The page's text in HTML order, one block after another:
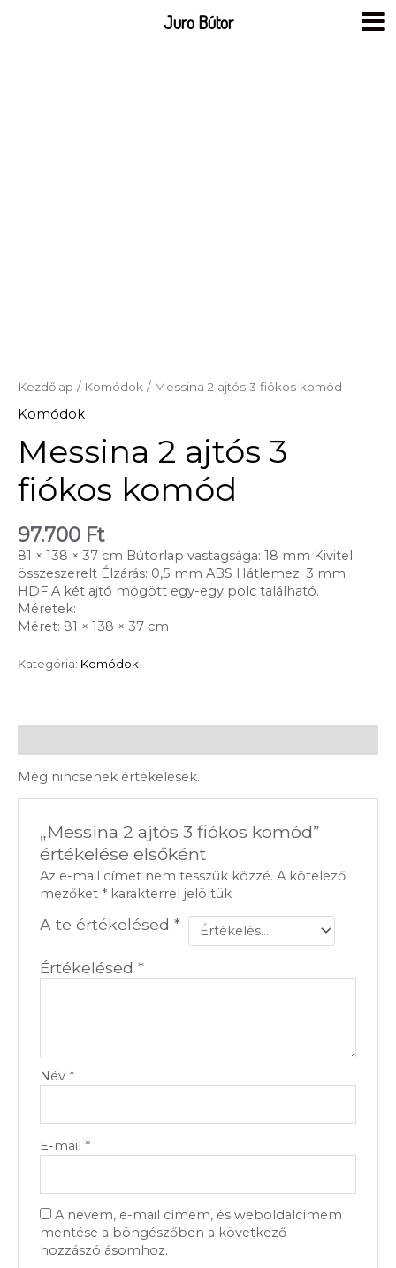
Kezdőlap / Komódok / Messina 2 ajtós 3 fiókos komód
Komódok
Messina 2 ajtós 3
fiókos komód
97.700 Ft
81 × 138 × 37 cm Bútorlap vastagsága: 18 mm Kivitel:
összeszerelt Élzárás: 0,5 mm ABS Hátlemez: 3 mm
HDF A két ajtó mögött egy-egy polc található.
Méretek:
Méret: 81 × 138 × 37 cm
Kategória: Komódok
Még nincsenek értékelések.
„Messina 2 ajtós 3 fiókos komód”
értékelése elsőként
Az e-mail címet nem tesszük közzé. A kötelező
mezőket * karakterrel jelöltük
A te értékelésed*
Értékelésed*
Név *
E-mail *
A nevem, e-mail címem, és weboldalcímem
mentése a böngészőben a következő
hozzászólásomhoz.
Juro Bútor